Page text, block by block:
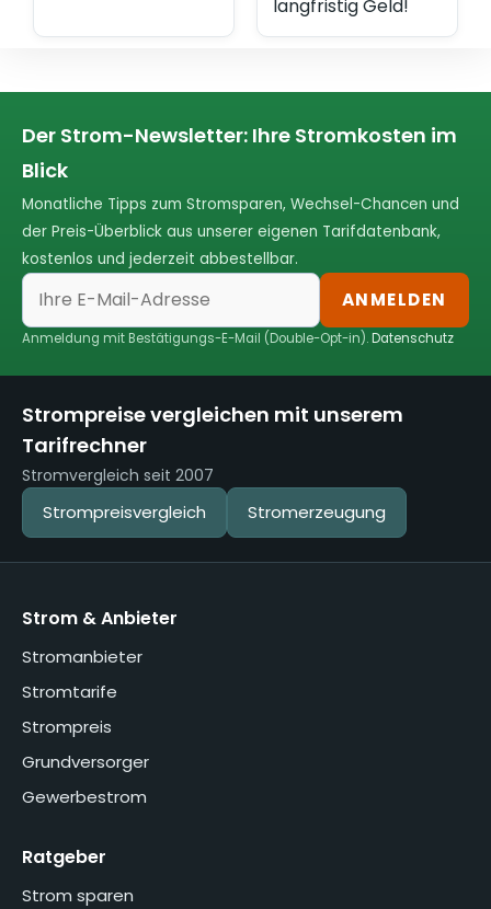
langfristig Geld!
Der Strom-Newsletter: Ihre Stromkosten im
Blick
Monatliche Tipps zum Stromsparen, Wechsel-Chancen und
der Preis-Überblick aus unserer eigenen Tarifdatenbank,
kostenlos und jederzeit abbestellbar.
ANMELDEN
Anmeldung mit Bestätigungs-E-Mail (Double-Opt-in).Datenschutz
Strompreise vergleichen mit unserem
Tarifrechner
Stromvergleich seit 2007
Strompreisvergleich Stromerzeugung
Strom & Anbieter
Stromanbieter
Stromtarife
Strompreis
Grundversorger
Gewerbestrom
Ratgeber
Strom sparen